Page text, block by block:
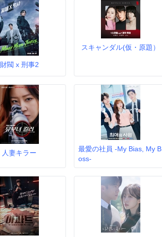
財閥 x 刑事2
スキャンダル(仮・原題）
人妻キラー
最愛の社員 -My Bias, My B
oss-